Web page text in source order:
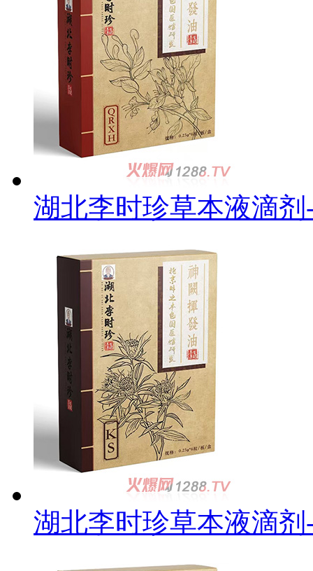
湖北李时珍草本液滴剂
湖北李时珍草本液滴剂